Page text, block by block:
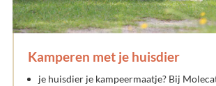
Kamperen met je huisdier
je huisdier je kampeermaatje? Bij